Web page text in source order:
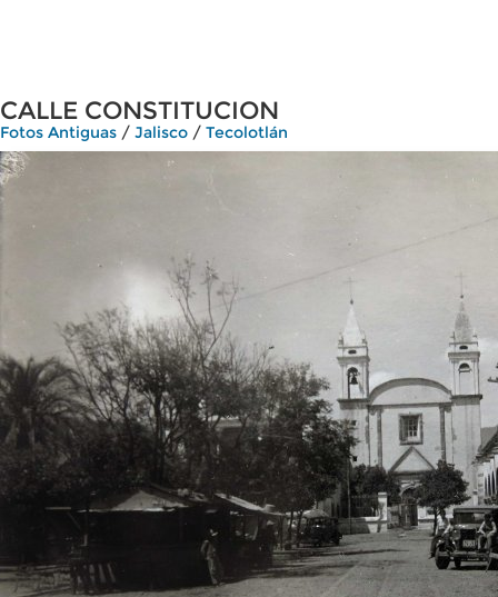
CALLE CONSTITUCION
Fotos Antiguas / Jalisco / Tecolotlán